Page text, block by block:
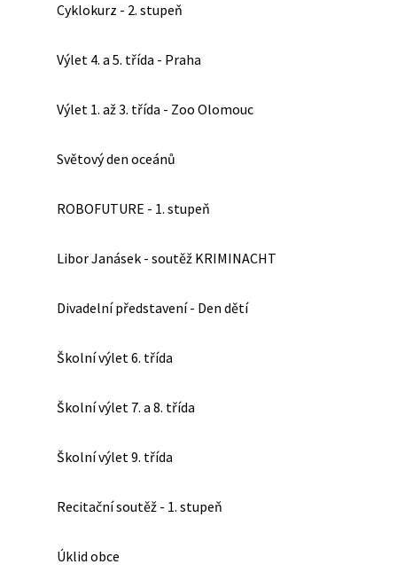
Cyklokurz - 2. stupeň
Výlet 4. a 5. třída - Praha
Výlet 1. až 3. třída - Zoo Olomouc
Světový den oceánů
ROBOFUTURE - 1. stupeň
Libor Janásek - soutěž KRIMINACHT
Divadelní představení - Den dětí
Školní výlet 6. třída
Školní výlet 7. a 8. třída
Školní výlet 9. třída
Recitační soutěž - 1. stupeň
Úklid obce